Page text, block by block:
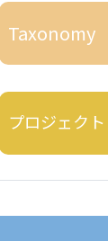
Taxonomy
プロジェクト